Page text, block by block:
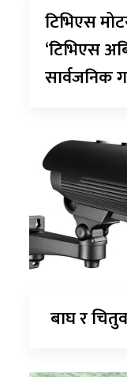
टिभिएस
‘टिभिएस
सार्वजनिक
बाघ र